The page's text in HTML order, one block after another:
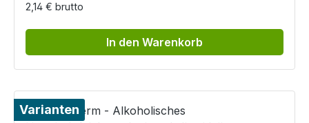
2,14 € brutto
In den Warenkorb
Varianten